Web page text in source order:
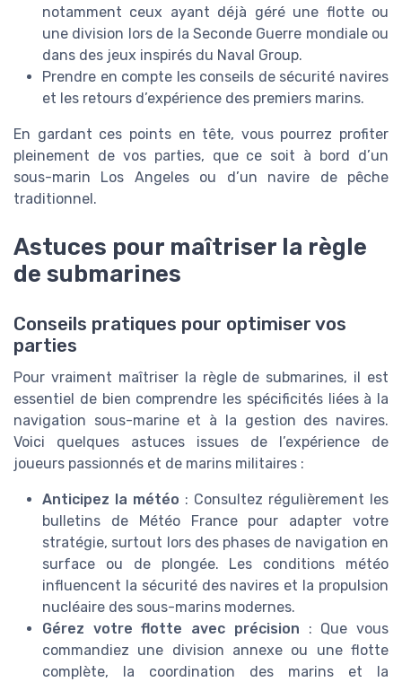
notamment ceux ayant déjà géré une flotte ou
une division lors de la Seconde Guerre mondiale ou
dans des jeux inspirés du Naval Group.
Prendre en compte les conseils de sécurité navires
et les retours d’expérience des premiers marins.
En gardant ces points en tête, vous pourrez profiter
pleinement de vos parties, que ce soit à bord d’un
sous-marin Los Angeles ou d’un navire de pêche
traditionnel.
Astuces pour maîtriser la règle
de submarines
Conseils pratiques pour optimiser vos
parties
Pour vraiment maîtriser la règle de submarines, il est
essentiel de bien comprendre les spécificités liées à la
navigation sous-marine et à la gestion des navires.
Voici quelques astuces issues de l’expérience de
joueurs passionnés et de marins militaires :
Anticipez la météo : Consultez régulièrement les
bulletins de Météo France pour adapter votre
stratégie, surtout lors des phases de navigation en
surface ou de plongée. Les conditions météo
influencent la sécurité des navires et la propulsion
nucléaire des sous-marins modernes.
Gérez votre flotte avec précision : Que vous
commandiez une division annexe ou une flotte
complète, la coordination des marins et la